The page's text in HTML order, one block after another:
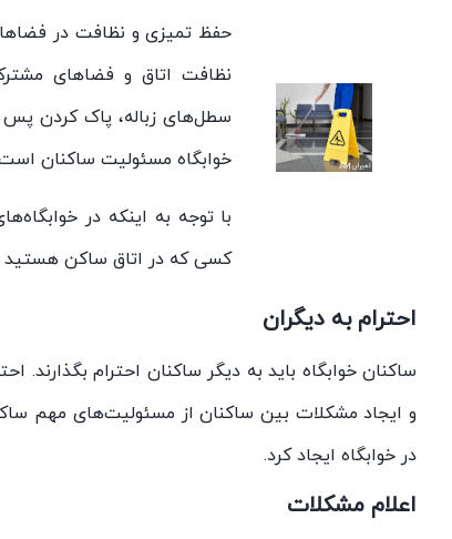
حفظ تمیزی و نظافت در
نظافت اتاق و فضاهای
سطل‌های زباله، پاک کردن پس
خوابگاه مسئولیت ساکنان
با توجه به اینکه در
کسی که در اتاق ساکن هستید
احترام به دیگران
ساکنان خوابگاه باید به دیگر ساکنان احترام
و ایجاد مشکلات بین ساکنان از مسئولیت‌های مهم
در خوابگاه ایجاد کرد.
اعلام مشکلات